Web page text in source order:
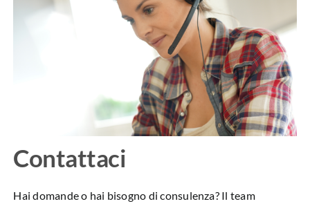
Contattaci
Hai domande o hai bisogno di consulenza? Il team